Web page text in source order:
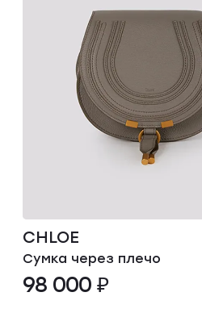
CHLOE
Сумка через плечо
98 000 ₽